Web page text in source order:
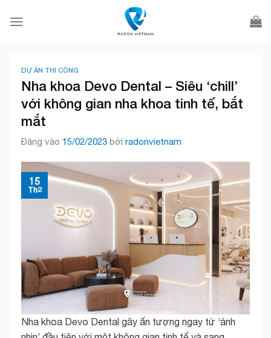
qua
DỰ ÁN THI CÔNG
Nha khoa Devo Dental – Siêu ‘chill’
với không gian nha khoa tinh tế, bắt
mắt
Đăng vào 15/02/2023 bởi radonvietnam
15
Th2
Nha khoa Devo Dental gây ấn tượng ngay từ ‘ánh